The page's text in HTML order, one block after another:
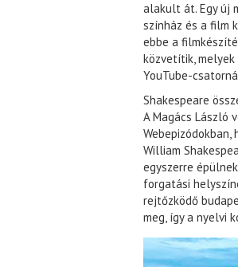
alakult át. Egy új
színház és a film
ebbe a
közvetítik,
YouTube-
Shakespeare
A Magács László
William
egyszerre
forgatási
rejtőzködő
meg, így a nyelvi